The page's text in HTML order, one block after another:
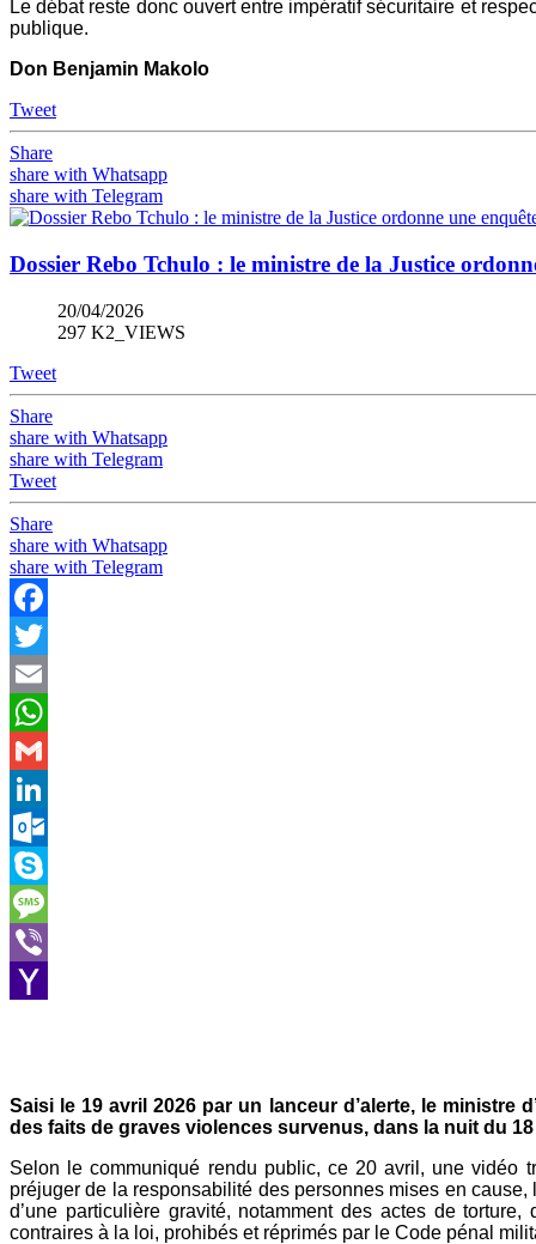
Le débat reste donc ouvert entre impératif sécuritaire et
publique.
Don Benjamin Makolo
Tweet
Share
share with Whatsapp
share with Telegram
Dossier Rebo Tchulo : le ministre de la Justice
20/04/2026
297 K2_VIEWS
Tweet
Share
share with Whatsapp
share with Telegram
Tweet
Share
share with Whatsapp
share with Telegram
Facebook
Twitter
Email
WhatsApp
Gmail
LinkedIn
Outlook.com
Skype
Message
Viber
Saisi le 19 avril 2026 par un lanceur d’alerte, le ministre
des faits de graves violences survenus, dans la nuit du
Selon le communiqué rendu public, ce 20 avril, une vidéo
préjuger de la responsabilité des personnes mises en
d’une particulière gravité, notamment des actes de
contraires à la loi, prohibés et réprimés par le Code pénal